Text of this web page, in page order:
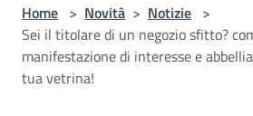
Home > Novità > Notizie >
Sei il titolare di un negozio sfitto?
manifestazione di interesse e
tua vetrina!